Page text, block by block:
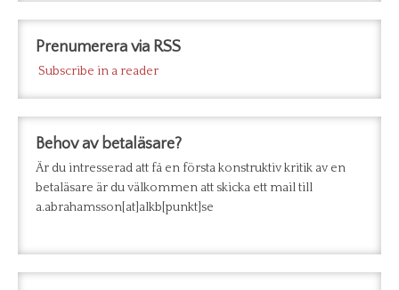
Prenumerera via RSS
Subscribe in a reader
Behov av betaläsare?
Är du intresserad att få en första konstruktiv kritik av en
betaläsare är du välkommen att skicka ett mail till
a.abrahamsson[at]alkb[punkt]se